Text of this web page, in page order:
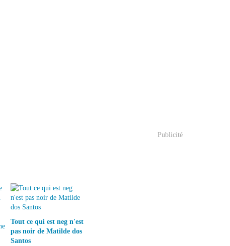
Tout ce qui est neg n'est
pas noir de Matilde dos
Santos
Publicité